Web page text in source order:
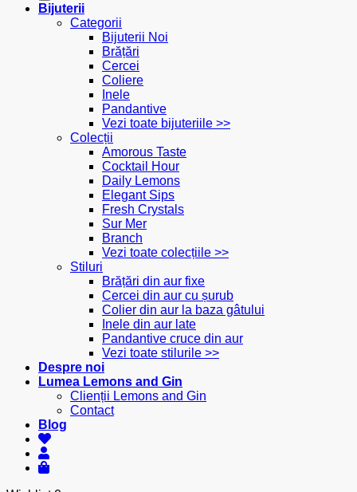
Bijuterii
Categorii
Bijuterii Noi
Brățări
Cercei
Coliere
Inele
Pandantive
Vezi toate bijuteriile >>
Colecții
Amorous Taste
Cocktail Hour
Daily Lemons
Elegant Sips
Fresh Crystals
Sur Mer
Branch
Vezi toate colecțiile >>
Stiluri
Brățări din aur fixe
Cercei din aur cu șurub
Colier din aur la baza gâtului
Inele din aur late
Pandantive cruce din aur
Vezi toate stilurile >>
Despre noi
Lumea Lemons and Gin
Clienții Lemons and Gin
Contact
Blog